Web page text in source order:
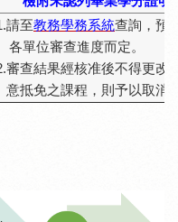
請至教務學務系統查詢，預
各單位審查進度而定。
審查結果經核准後不得更改
意抵免之課程，則予以取消